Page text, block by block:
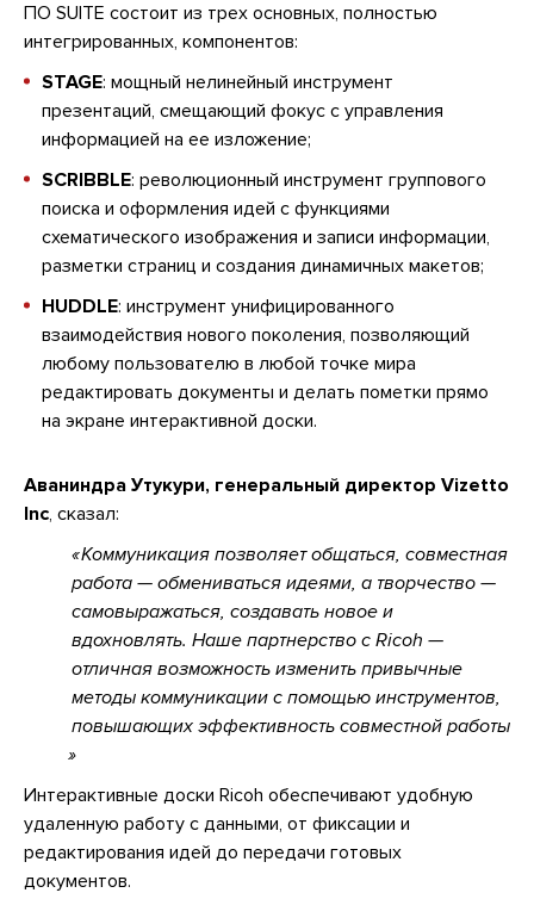
ПО SUITE состоит из трех основных, полностью
интегрированных, компонентов:
STAGE: мощный нелинейный инструмент
презентаций, смещающий фокус с управления
информацией на ее изложение;
SCRIBBLE: революционный инструмент группового
поиска и оформления идей с функциями
схематического изображения и записи информации,
разметки страниц и создания динамичных макетов;
HUDDLE: инструмент унифицированного
взаимодействия нового поколения, позволяющий
любому пользователю в любой точке мира
редактировать документы и делать пометки прямо
на экране интерактивной доски.
Аваниндра Утукури, генеральный директор Vizetto
Inc, сказал:
Коммуникация позволяет общаться, совместная
работа — обмениваться идеями, а творчество —
самовыражаться, создавать новое и
вдохновлять. Наше партнерство с Ricoh —
отличная возможность изменить привычные
методы коммуникации с помощью инструментов,
повышающих эффективность совместной работы
Интерактивные доски Ricoh обеспечивают удобную
удаленную работу с данными, от фиксации и
редактирования идей до передачи готовых
документов.